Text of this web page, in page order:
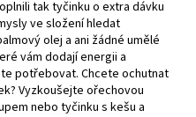
tak tyčinku o extra dávku
ve složení hledat
olej a ani žádné umělé
vám dodají energii a
potřebovat. Chcete ochutnat
Vyzkoušejte ořechovou
nebo tyčinku s kešu a